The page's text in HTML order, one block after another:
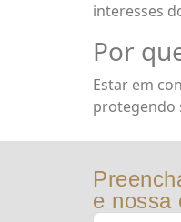
interesses
Por
Estar em
protegendo
e nossa